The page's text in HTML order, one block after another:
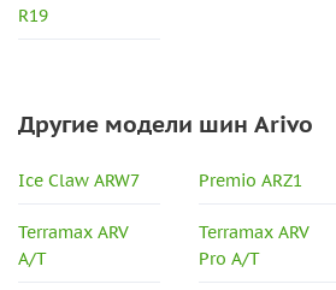
R19
Другие модели шин Arivo
Ice Claw ARW7 Premio ARZ1
Terramax ARV
A/T
Terramax ARV
Pro A/T